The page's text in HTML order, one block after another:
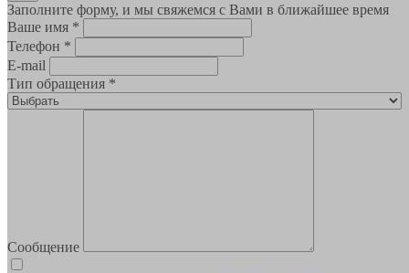
Заполните форму, и мы свяжемся с Вами в ближайшее время
Ваше имя *
Телефон *
E-mail
Тип обращения *
Сообщение